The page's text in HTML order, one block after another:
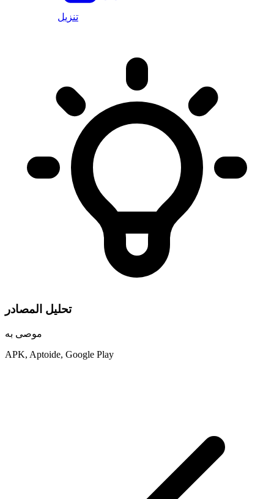
تنزيل
تحليل المصادر
موصى به
APK, Aptoide, Google Play